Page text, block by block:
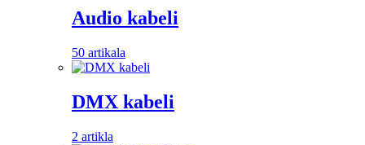
Audio kabeli
50 artikala
DMX kabeli
2 artikla